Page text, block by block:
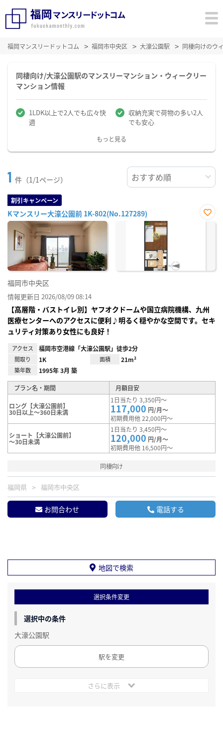
福岡マンスリードットコム 福岡市中央区 大濠公園駅 同棲向けのウ
同棲向け/大濠公園駅のマンスリーマンション・ウィークリー
マンション情報
1LDK以上で2人でも広々快
適
収納充実で荷物の多い2人
でも安心
もっと見る
1 件（1/1ページ）
割引キャンペーン
Kマンスリー大濠公園前 1K-802(No.127289)
お気
福岡市中央区
情報更新日 2026/08/09 08:14
【高層階・バストイレ別】ヤフオクドームや国立病院機構、九州
医療センターへのアクセスに便利♪明るく穏やかな空間です。セキ
ュリティ対策あり女性にも良好！
アクセス 福岡市空港線「大濠公園駅」徒歩2分
間取り 1K 面積 21m²
築年数 1995年 3月 築
プラン名・期間 月額目安
ロング【大濠公園前】
30日以上～360日未満
1日当たり 3,350円～
117,000 円/月～
初期費用他 22,000円～
ショート【大濠公園前】
～30日未満
1日当たり 3,450円～
120,000 円/月～
初期費用他 16,500円～
同棲向け
福岡県 福岡市中央区
お問合わせ 電話する
地図で検索
選択条件変更
選択中の条件
大濠公園駅
駅を変更
さらに表示